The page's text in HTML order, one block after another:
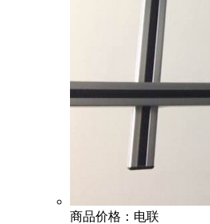
商品价格：电联